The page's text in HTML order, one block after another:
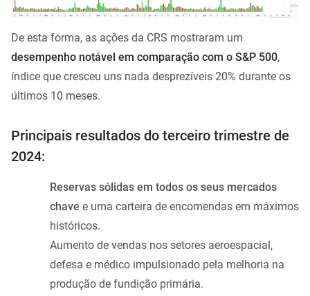
De esta forma, as ações da CRS mostraram um
desempenho notável em comparação com o S&P 500,
índice que cresceu uns nada desprezíveis 20% durante os
últimos 10 meses.
Principais resultados do terceiro trimestre de
2024:
Reservas sólidas em todos os seus mercados
chave e uma carteira de encomendas em máximos
históricos.
Aumento de vendas nos setores aeroespacial,
defesa e médico impulsionado pela melhoria na
produção de fundição primária.